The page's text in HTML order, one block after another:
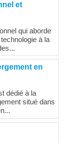
et
qui aborde
à la
en
dédié à la
situé dans